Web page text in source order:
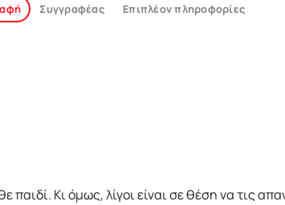
Συγγραφέας Επιπλέον πληροφορίες
Κι όμως, λίγοι είναι σε θέση να τις